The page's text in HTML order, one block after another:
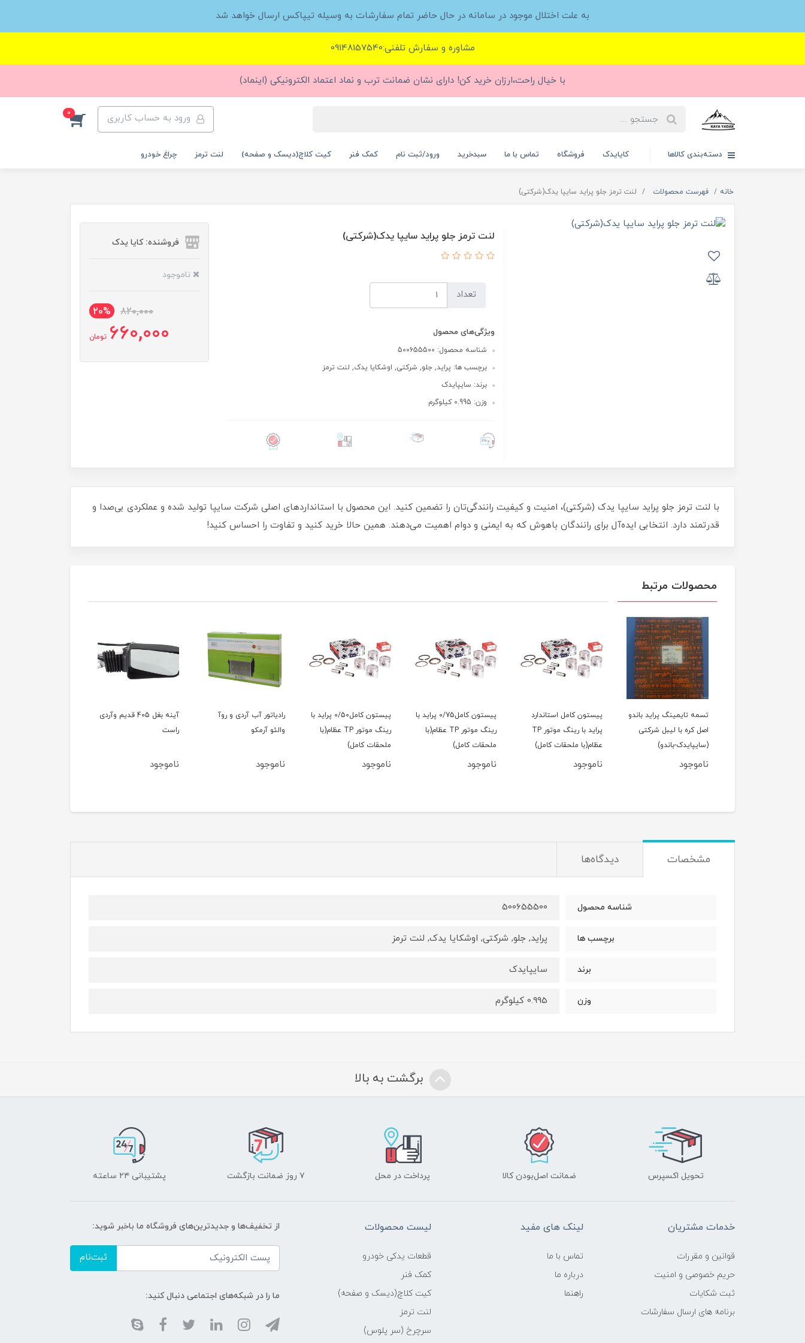
به علت اختلال موجود در سامانه در حال حاضر تمام سفارشات به وسیله تیپاکس ارسال خواهد شد
مشاوره و سفارش تلفنی:09148157540
با خیال راحت،ارزان خرید کن! دارای نشان ضمانت ترب و نماد اعتماد الکترونیکی (اینماد)
ورود به حساب کاربری 0
دسته‌بندی کالاها کایایدک فروشگاه تماس با ما سبدخرید ورود/ثبت نام کمک فنر کیت کلاچ(دیسک و صفحه) لنت ترمز چراغ خودرو
خانه فهرست محصولات لنت ترمز جلو پراید سایپا یدک(شرکتی)
لنت ترمز جلو پراید سایپا یدک(شرکتی)
تعداد
ویژگی‌های محصول
شناسه محصول: 500655500
برچسب ها: پراید, جلو, شرکتی, اوشکایا یدک, لنت ترمز
برند: سایپایدک
وزن: 0.995 کیلوگرم
فروشنده: کایا یدک
ناموجود
820,000
20%
660,000 تومان
با لنت ترمز جلو پراید سایپا یدک (شرکتی)، امنیت و کیفیت رانندگی‌تان را تضمین کنید. این محصول با استانداردهای اصلی شرکت سایپا تولید شده و عملکردی بی‌صدا و
قدرتمند دارد. انتخابی ایده‌آل برای رانندگان باهوش که به ایمنی و دوام اهمیت می‌دهند. همین حالا خرید کنید و تفاوت را احساس کنید!
محصولات مرتبط
تسمه تایمینگ پراید باندو
اصل کره با لیبل شرکتی
(سایپایدک-باندو)
ناموجود
پیستون کامل استاندارد
پراید با رینگ موتور TP
عظام(با ملحقات کامل)
ناموجود
پیستون کامل0/75 پراید با
رینگ موتور TP عظام(با
ملحقات کامل)
ناموجود
پیستون کامل0/50 پراید با
رینگ موتور TP عظام(با
ملحقات کامل)
ناموجود
رادیاتور آب آردی و روآ
والئو آرمکو
ناموجود
آینه بغل 405 قدیم وآردی
راست
ناموجود
مشخصات دیدگاه‌ها
شناسه محصول 500655500
برچسب ها پراید, جلو, شرکتی, اوشکایا یدک, لنت ترمز
برند سایپایدک
وزن 0.995 کیلوگرم
برگشت به بالا
تحویل اکسپرس ضمانت اصل‌بودن کالا پرداخت در محل ۷ روز ضمانت بازگشت پشتیبانی ۲۴ ساعته
خدمات مشتریان
قوانین و مقررات
حریم خصوصی و امنیت
ثبت شکایات
برنامه های ارسال سفارشات
لینک های مفید
تماس با ما
درباره ما
راهنما
لیست محصولات
قطعات یدکی خودرو
کمک فنر
کیت کلاچ(دیسک و صفحه)
لنت ترمز
سرچرخ (سر پلوس)
از تخفیف‌ها و جدیدترین‌های فروشگاه ما باخبر شوید:
ثبت‌نام
ما را در شبکه‌های اجتماعی دنبال کنید: